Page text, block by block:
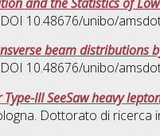
DOI 10.48676/unibo/
beam distributions
DOI 10.48676/unibo/
Type-III SeeSaw heavy
Dottorato di ricerca